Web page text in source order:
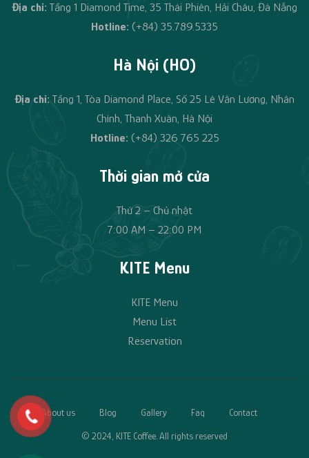
Địa chỉ: Tầng 1 Diamond Time, 35 Thái Phiên, Hải Châu, Đà Nẵng
Hotline: (+84) 35.789.5335
Hà Nội (HO)
Địa chỉ:Tầng 1, Tòa Diamond Place, Số 25 Lê Văn Lương, Nhân
Chính, Thanh Xuân, Hà Nội
Hotline: (+84) 326 765 225
Thời gian mở cửa
Thứ 2 – Chủ nhật
7:00 AM – 22:00 PM
KITE Menu
KITE Menu
Menu List
Reservation
About us Blog Gallery Faq Contact
© 2024, KITE Coffee. All rights reserved